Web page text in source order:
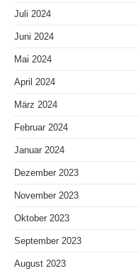
Juli 2024
Juni 2024
Mai 2024
April 2024
März 2024
Februar 2024
Januar 2024
Dezember 2023
November 2023
Oktober 2023
September 2023
August 2023